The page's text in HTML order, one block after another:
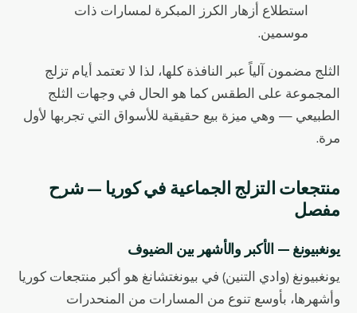
استطلاع أزهار الكرز المبكرة لمسارات ذات
موسمين.
الثلج مضمون آلياً عبر النافذة كلها، لذا لا تعتمد أيام تزلج
المجموعة على الطقس كما هو الحال في وجهات الثلج
الطبيعي — وهي ميزة بيع حقيقية للأسواق التي تجربها لأول
مرة.
منتجعات التزلج الجماعية في كوريا — شرح
مفصل
يونغبيونغ — الأكبر والأشهر بين الضيوف
يونغبيونغ (وادي التنين) في بيونغتشانغ هو أكبر منتجعات كوريا
وأشهرها، بأوسع تنوع من المسارات من المنحدرات